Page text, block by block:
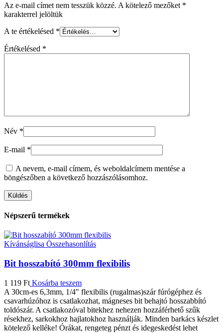
Az e-mail címet nem tesszük közzé. A kötelező mezőket *
karakterrel jelöltük
A te értékelésed *
Értékelésed *
Név *
E-mail *
A nevem, e-mail címem, és weboldalcímem mentése a
böngészőben a következő hozzászólásomhoz.
Népszerű termékek
Kívánságlisa Összehasonlítás
Bit hosszabító 300mm flexibilis
1 119 Ft Kosárba teszem
A 30cm-es 6,3mm, 1/4" flexibilis (rugalmas)szár fúrógéphez és
csavarhúzóhoz is csatlakozhat, mágneses bit behajtó hosszabbító
toldószár. A csatlakozóval bitekhez nehezen hozzáférhető szűk
résekhez, sarkokhoz hajlatokhoz használják. Minden barkács készlet
kötelező kelléke! Órákat, rengeteg pénzt és idegeskedést lehet